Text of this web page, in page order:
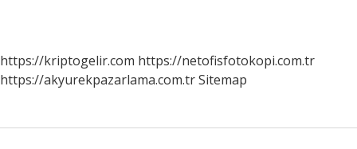
https://kriptogelir.com https://netofisfotokopi.com.tr
https://akyurekpazarlama.com.trSitemap